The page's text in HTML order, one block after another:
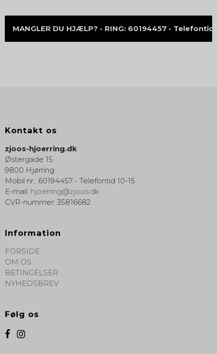
MANGLER DU HJÆLP? - RING: 60194457 - Telefontid
Kontakt os
zjoos-hjoerring.dk
Østergade 15
9800 Hjørring
Mobil nr.: 60194457 - Telefontid 10-15
E-mail: hjoerring@zjoos.dk
CVR-nummer: 35816682
Information
FORSIDE
OM OS
BETINGELSER
NYHEDSBREV
Følg os